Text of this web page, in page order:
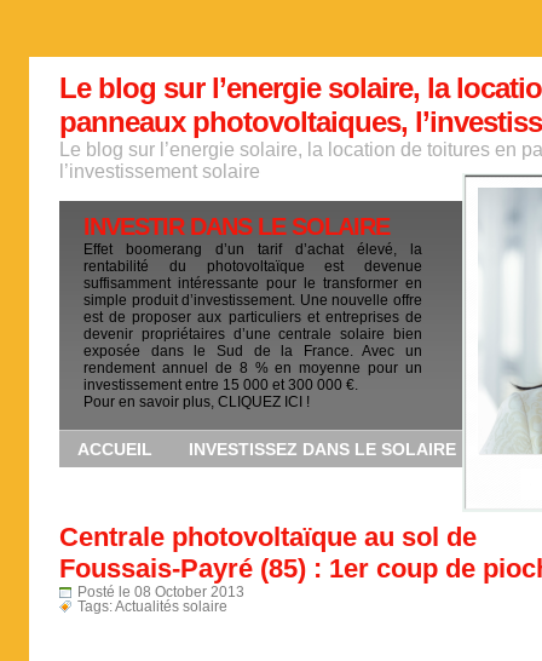
Le blog sur l’energie solaire, la
panneaux photovoltaiques,
Le blog sur l’energie solaire, la location de toitures en
l’investissement solaire
INVESTIR DANS LE SOLAIRE
Effet boomerang d’un tarif d’achat élevé, la
rentabilité du photovoltaïque est devenue
suffisamment intéressante pour le transformer en
simple produit d’investissement. Une nouvelle offre
est de proposer aux particuliers et entreprises de
devenir propriétaires d’une centrale solaire bien
exposée dans le Sud de la France. Avec un
rendement annuel de 8 % en moyenne pour un
investissement entre 15 000 et 300 000 €.
Pour en savoir plus, CLIQUEZ ICI !
ACCUEIL INVESTISSEZ DANS LE SOLAIRE
Centrale photovoltaïque au sol de
Foussais-Payré (85) : 1er coup de
Posté le 08 October 2013
Tags:Actualités solaire